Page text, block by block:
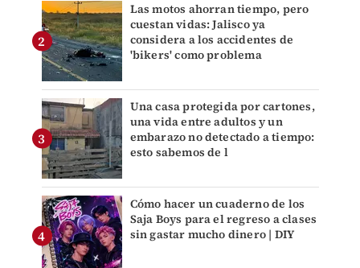
Las motos ahorran tiempo, pero
cuestan vidas: Jalisco ya
considera a los accidentes de
'bikers' como problema
Una casa protegida por cartones,
una vida entre adultos y un
embarazo no detectado a tiempo:
esto sabemos de l
Cómo hacer un cuaderno de los
Saja Boys para el regreso a clases
sin gastar mucho dinero | DIY